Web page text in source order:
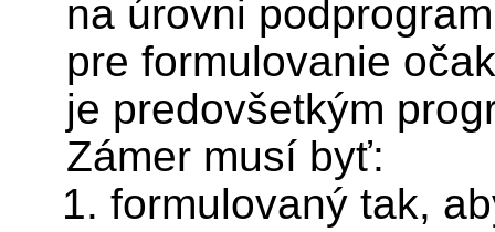
na úrovni
pre formulovanie
je predovšetkým
Zámer musí byť:
formulovaný tak,